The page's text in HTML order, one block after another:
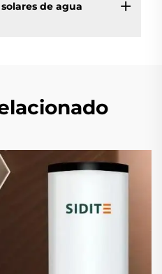
de agua